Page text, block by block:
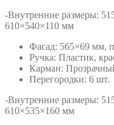
-Внутренние размеры:
610×540×110 мм
Фасад: 565×69 мм,
Ручка: Пластик,
Карман:
Перегородки: 6 шт.
-Внутренние размеры:
610×535×160 мм